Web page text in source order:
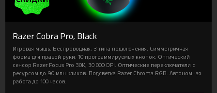
Razer Cobra Pro, Black
Игровая мышь. Беспроводная, 3 типа подключения. Симметричная
форма для правой руки. 10 программируемых кнопок. Оптический
сенсор Razer Focus Pro 30K, 30 000 DPI. Оптические переключатели с
ресурсом до 90 млн кликов. Подсветка Razer Chroma RGB. Автономная
работа до 100 часов.